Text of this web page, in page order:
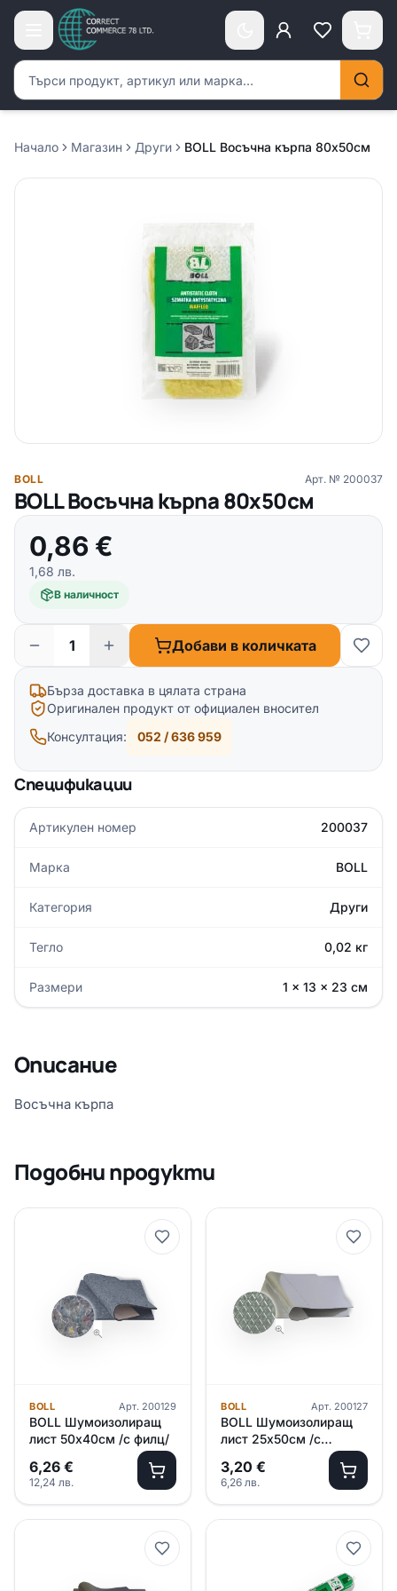
Търсене на продукти
Начало Магазин Други BOLL Восъчна кърпа 80х50см
BOLL Арт. № 200037
BOLL Восъчна кърпа 80х50см
0,86 €
1,68 лв.
В наличност
Добави в количката
Бърза доставка в цялата страна
Оригинален продукт от официален вносител
Консултация:
052 / 636 959
Спецификации
Артикулен номер 200037
Марка BOLL
Категория Други
Тегло 0,02 кг
Размери 1 × 13 × 23 см
Описание
Восъчна кърпа
Подобни продукти
BOLL Арт. 200129
BOLL Шумоизолиращ
лист 50х40см /с филц/
6,26 €
12,24 лв.
BOLL Арт. 200127
BOLL Шумоизолиращ
лист 25х50см /с
алуминиево фолио/
3,20 €
6,26 лв.